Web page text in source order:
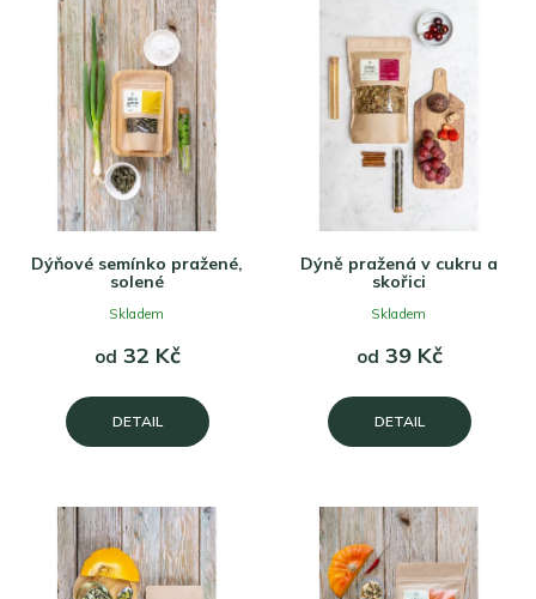
Dýňové semínko pražené,
solené
od 32 Kč
DETAIL
Skladem
Dýně pražená v cukru a
skořici
od 39 Kč
DETAIL
Skladem